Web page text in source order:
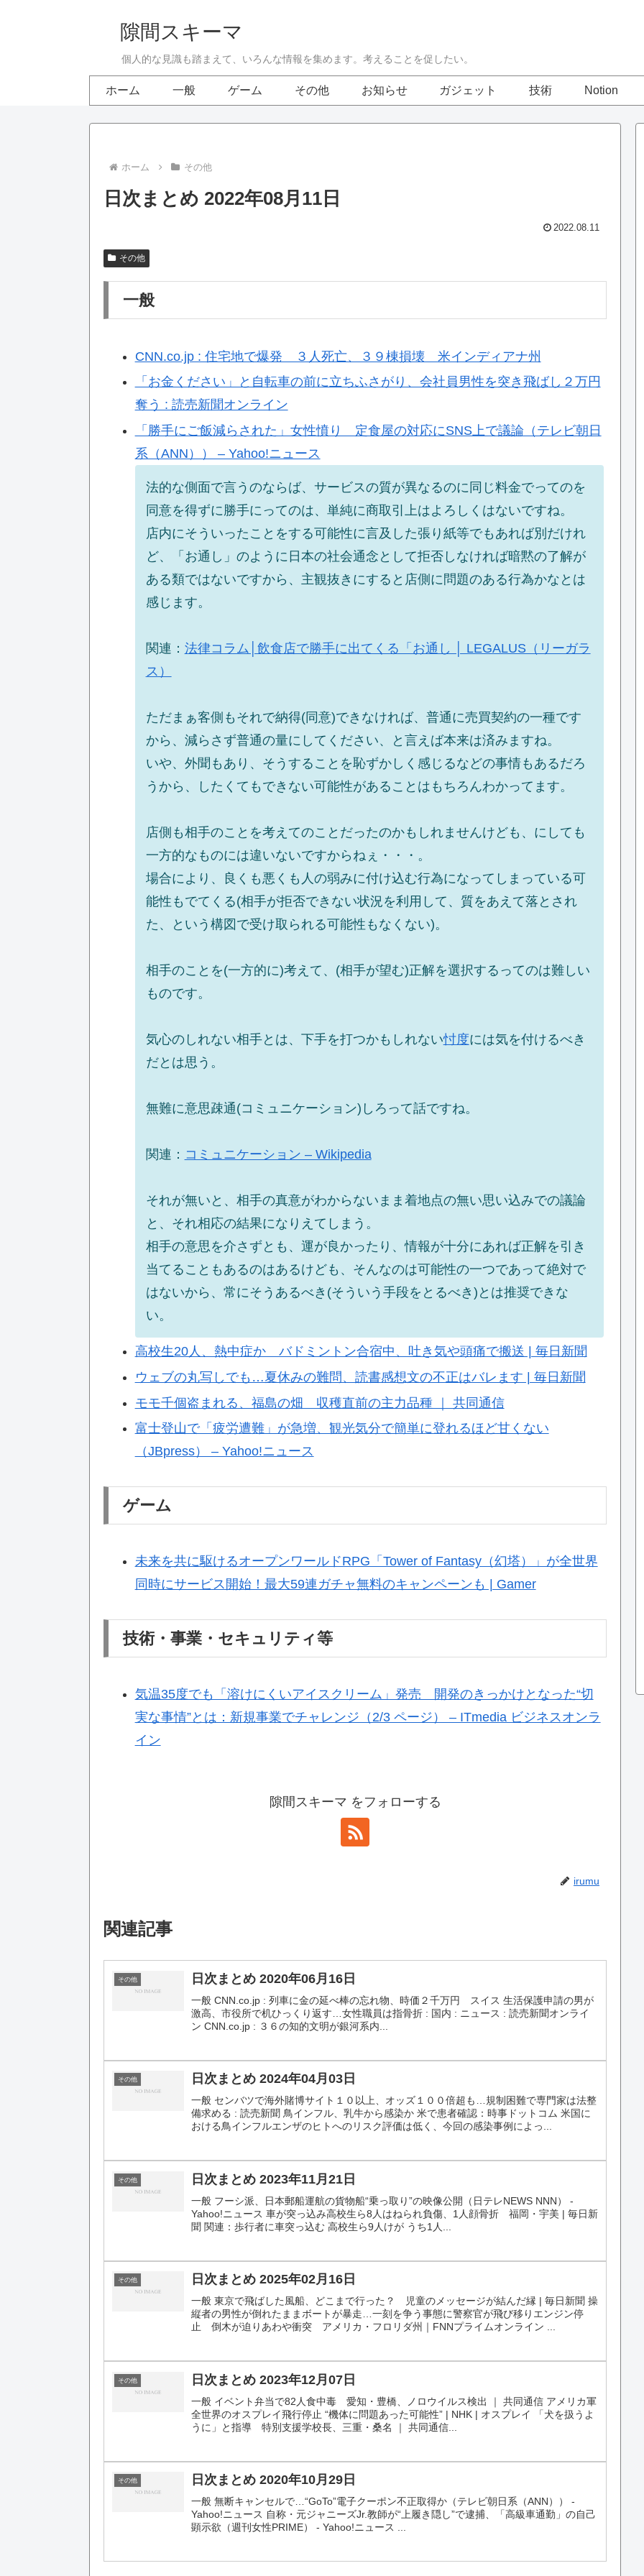
隙間スキーマ
個人的な見識も踏まえて、いろんな情報を集めます。考えることを促したい。
ホーム 一般 ゲーム その他 お知らせ ガジェット 技術 Notion
ホーム その他
日次まとめ 2022年08月11日
2022.08.11
その他
一般
CNN.co.jp : 住宅地で爆発 ３人死亡、３９棟損壊 米インディアナ州
「お金ください」と自転車の前に立ちふさがり、会社員男性を突き飛ばし２万円
奪う : 読売新聞オンライン
「勝手にご飯減らされた」女性憤り 定食屋の対応にSNS上で議論（テレビ朝日
系（ANN）） – Yahoo!ニュース
法的な側面で言うのならば、サービスの質が異なるのに同じ料金でってのを
同意を得ずに勝手にってのは、単純に商取引上はよろしくはないですね。
店内にそういったことをする可能性に言及した張り紙等でもあれば別だけれ
ど、「お通し」のように日本の社会通念として拒否しなければ暗黙の了解が
ある類ではないですから、主観抜きにすると店側に問題のある行為かなとは
感じます。
関連： 法律コラム│飲食店で勝手に出てくる「お通し │ LEGALUS（リーガラ
ス）
ただまぁ客側もそれで納得(同意)できなければ、普通に売買契約の一種です
から、減らさず普通の量にしてください、と言えば本来は済みますね。
いや、外聞もあり、そうすることを恥ずかしく感じるなどの事情もあるだろ
うから、したくてもできない可能性があることはもちろんわかってます。
店側も相手のことを考えてのことだったのかもしれませんけども、にしても
一方的なものには違いないですからねぇ・・・。
場合により、良くも悪くも人の弱みに付け込む行為になってしまっている可
能性もでてくる(相手が拒否できない状況を利用して、質をあえて落とされ
た、という構図で受け取られる可能性もなくない)。
相手のことを(一方的に)考えて、(相手が望む)正解を選択するってのは難しい
ものです。
気心のしれない相手とは、下手を打つかもしれない忖度には気を付けるべき
だとは思う。
無難に意思疎通(コミュニケーション)しろって話ですね。
関連： コミュニケーション – Wikipedia
それが無いと、相手の真意がわからないまま着地点の無い思い込みでの議論
と、それ相応の結果になりえてしまう。
相手の意思を介さずとも、運が良かったり、情報が十分にあれば正解を引き
当てることもあるのはあるけども、そんなのは可能性の一つであって絶対で
はないから、常にそうあるべき(そういう手段をとるべき)とは推奨できな
い。
高校生20人、熱中症か バドミントン合宿中、吐き気や頭痛で搬送 | 毎日新聞
ウェブの丸写しでも…夏休みの難問、読書感想文の不正はバレます | 毎日新聞
モモ千個盗まれる、福島の畑 収穫直前の主力品種 ｜ 共同通信
富士登山で「疲労遭難」が急増、観光気分で簡単に登れるほど甘くない
（JBpress） – Yahoo!ニュース
ゲーム
未来を共に駆けるオープンワールドRPG「Tower of Fantasy（幻塔）」が全世界
同時にサービス開始！最大59連ガチャ無料のキャンペーンも | Gamer
技術・事業・セキュリティ等
気温35度でも「溶けにくいアイスクリーム」発売 開発のきっかけとなった“切
実な事情”とは：新規事業でチャレンジ（2/3 ページ） – ITmedia ビジネスオンラ
イン
隙間スキーマ をフォローする
irumu
関連記事
その他 日次まとめ 2020年06月16日
一般 CNN.co.jp : 列車に金の延べ棒の忘れ物、時価２千万円 スイス 生活保護申請の男が
激高、市役所で机ひっくり返す…女性職員は指骨折 : 国内 : ニュース : 読売新聞オンライ
ン CNN.co.jp : ３６の知的文明が銀河系内...
その他 日次まとめ 2024年04月03日
一般 センバツで海外賭博サイト１０以上、オッズ１００倍超も…規制困難で専門家は法整
備求める : 読売新聞 鳥インフル、乳牛から感染か 米で患者確認：時事ドットコム 米国に
おける鳥インフルエンザのヒトへのリスク評価は低く、今回の感染事例によっ...
その他 日次まとめ 2023年11月21日
一般 フーシ派、日本郵船運航の貨物船“乗っ取り”の映像公開（日テレNEWS NNN） -
Yahoo!ニュース 車が突っ込み高校生ら8人はねられ負傷、1人顔骨折 福岡・宇美 | 毎日新
聞 関連：歩行者に車突っ込む 高校生ら9人けが うち1人...
その他 日次まとめ 2025年02月16日
一般 東京で飛ばした風船、どこまで行った？ 児童のメッセージが結んだ縁 | 毎日新聞 操
縦者の男性が倒れたままボートが暴走…一刻を争う事態に警察官が飛び移りエンジン停
止 倒木が迫りあわや衝突 アメリカ・フロリダ州｜FNNプライムオンライン ...
その他 日次まとめ 2023年12月07日
一般 イベント弁当で82人食中毒 愛知・豊橋、ノロウイルス検出 ｜ 共同通信 アメリカ軍
全世界のオスプレイ飛行停止 “機体に問題あった可能性” | NHK | オスプレイ 「犬を扱うよ
うに」と指導 特別支援学校長、三重・桑名 ｜ 共同通信...
その他 日次まとめ 2020年10月29日
一般 無断キャンセルで…“GoTo”電子クーポン不正取得か（テレビ朝日系（ANN）） -
Yahoo!ニュース 自称・元ジャニーズJr.教師が“上履き隠し”で逮捕、「高級車通勤」の自己
顕示欲（週刊女性PRIME） - Yahoo!ニュース ...